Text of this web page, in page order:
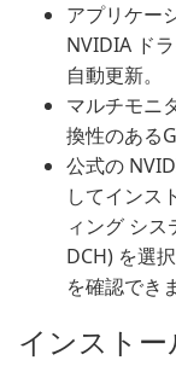
アプリケー
NVIDIA ド
自動更新。
マルチモニ
換性のある
公式の
してインス
ィング シ
DCH) を選
を確認でき
インストー